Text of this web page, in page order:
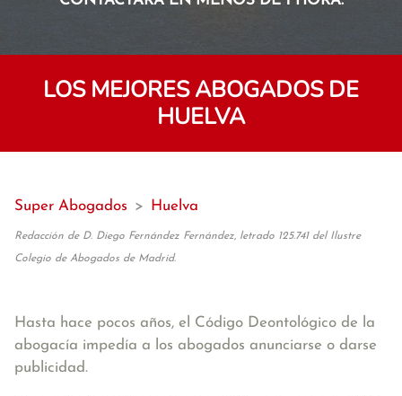
LOS MEJORES ABOGADOS DE
HUELVA
Super Abogados > Huelva
Redacción de D. Diego Fernández Fernández, letrado 125.741 del Ilustre
Colegio de Abogados de Madrid.
Hasta hace pocos años, el Código Deontológico de la
abogacía impedía a los abogados anunciarse o darse
publicidad.